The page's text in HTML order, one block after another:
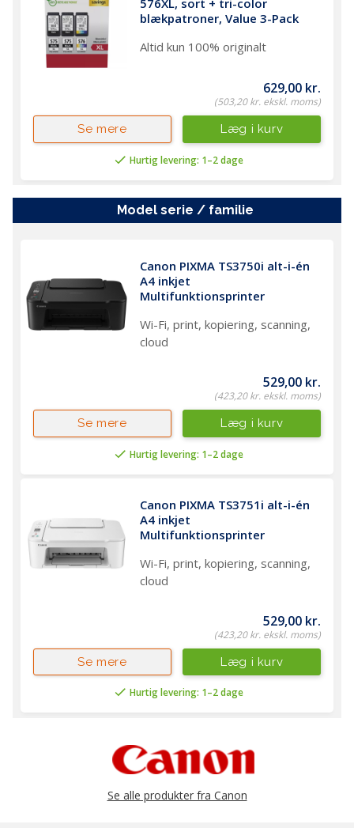
blækpatroner, Value 3-Pack
Altid kun 100% originalt
629,00 kr.
(503,20 kr. ekskl. moms)
Hurtig levering: 1–2 dage
Læg i kurv
Se mere
model serie / familie
Canon PIXMA TS3750i alt-i-én
A4 inkjet
Multifunktionsprinter
Wi-Fi, print, kopiering, scanning,
cloud
529,00 kr.
(423,20 kr. ekskl. moms)
Hurtig levering: 1–2 dage
Læg i kurv
Se mere
Canon PIXMA TS3751i alt-i-én
A4 inkjet
Multifunktionsprinter
Wi-Fi, print, kopiering, scanning,
cloud
529,00 kr.
(423,20 kr. ekskl. moms)
Hurtig levering: 1–2 dage
Læg i kurv
Se mere
Se alle produkter fra Canon